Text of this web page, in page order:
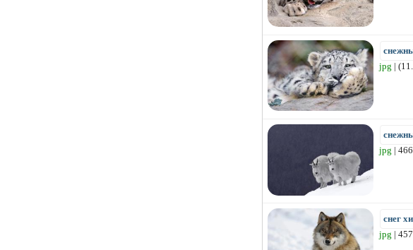
jpg |
jpg |
снег
jpg |